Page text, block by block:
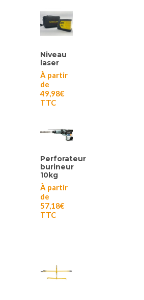
Niveau
laser
À partir
de
49,98€
TTC
Perforateur
burineur
10kg
À partir
de
57,18€
TTC